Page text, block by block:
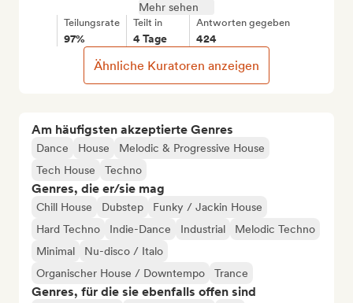
Am häufigsten akzeptierte Genres
Dance House
Melodic & Progressive House
Tech House
Techno
Genres, die er/sie mag
Chill House Dubstep
Funky / Jackin House
Hard Techno
Indie-Dance Industrial
Melodic Techno
Minimal
Nu-disco / Italo
Organischer House / Downtempo
Trance
Genres, für die sie ebenfalls offen sind
Mehr sehen
Teilungsrate
97%
Teilt in
4 Tage
Antworten gegeben
424
Ähnliche Kuratoren anzeigen